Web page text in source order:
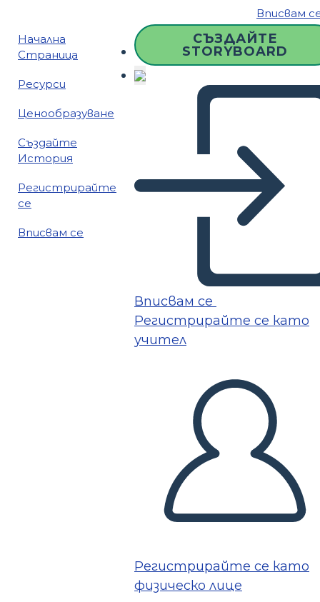
Вписвам
Начална
Страница
Ресурси
Ценообразуване
Създайте
История
Регистрирайте
се
Вписвам се
СЪЗДАЙТЕ
STORYBOARD
Вписвам се
Регистрирайте се като
учител
Регистрирайте се като
физическо лице